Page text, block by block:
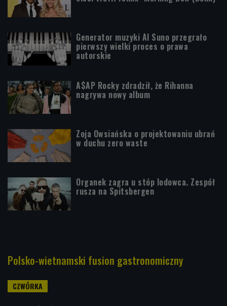
Generator muzyki AI Suno przegrało
pierwszy wielki proces o prawa
autorskie
A$AP Rocky zdradził, że Rihanna
nagrywa nowy album
Zoja Owsiańska o projektowaniu ubrań
w duchu zero waste
Organek zagra u stóp lodowca. Zespół
rusza na Spitsbergen
Polsko-wietnamski fusion gastronomiczny